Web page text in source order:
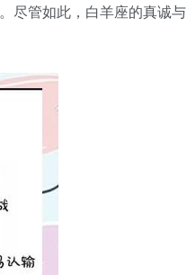
尽管如此，白羊座的真诚与